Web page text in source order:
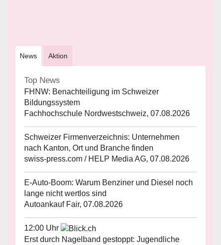
News Aktion
Top News
FHNW: Benachteiligung im Schweizer
Bildungssystem
Fachhochschule Nordwestschweiz, 07.08.2026
Schweizer Firmenverzeichnis: Unternehmen
nach Kanton, Ort und Branche finden
swiss-press.com / HELP Media AG, 07.08.2026
E-Auto-Boom: Warum Benziner und Diesel noch
lange nicht wertlos sind
Autoankauf Fair, 07.08.2026
12:00 Uhr
Erst durch Nagelband gestoppt: Jugendliche